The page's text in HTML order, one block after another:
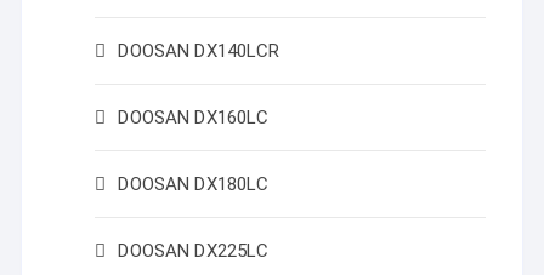
DOOSAN DX140LCR
DOOSAN DX160LC
DOOSAN DX180LC
DOOSAN DX225LC